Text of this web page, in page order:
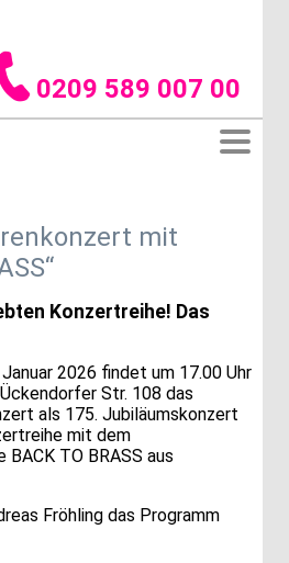
0209 589 007 00
mit
Konzertreihe! Das
2026 findet um 17.00 Uhr
Str. 108 das
als 175. Jubiläumskonzert
mit dem
TO BRASS aus
Fröhling das Programm